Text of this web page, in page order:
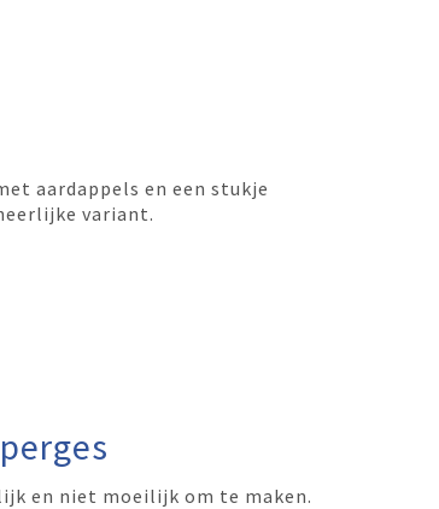
aardappels en een stukje
variant.
en niet moeilijk om te maken.